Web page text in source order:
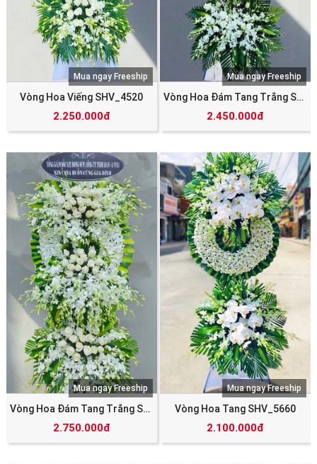
Vòng Hoa Viếng SHV_4520
2.250.000đ
Mua ngay Freeship
Vòng Hoa Đám Tang Trắng SHV_5788
2.450.000đ
Mua ngay Freeship
Vòng Hoa Đám Tang Trắng SHV_5596
2.750.000đ
Mua ngay Freeship
Vòng Hoa Tang SHV_5660
2.100.000đ
Mua ngay Freeship